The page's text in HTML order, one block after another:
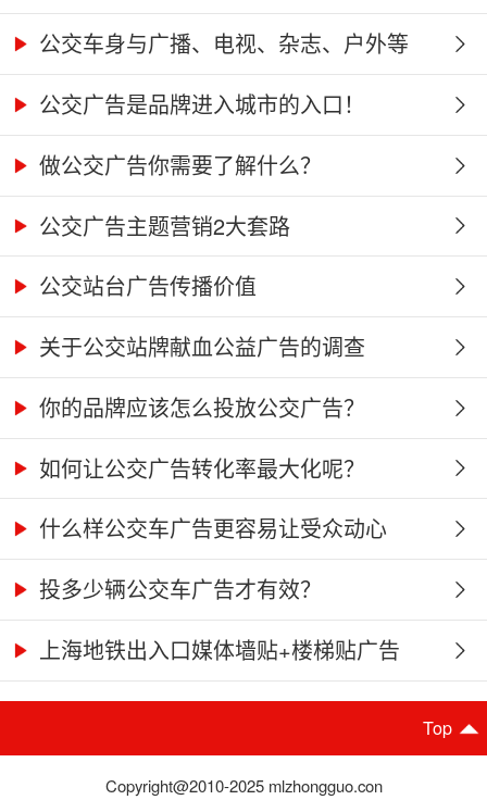
公交车身与广播、电视、杂志、户外等
媒...公交广告是品牌进入城市的入口！
做公交广告你需要了解什么？
公交广告主题营销2大套路
公交站台广告传播价值
关于公交站牌献血公益广告的调查
你的品牌应该怎么投放公交广告？
如何让公交广告转化率最大化呢？
什么样公交车广告更容易让受众动心
投多少辆公交车广告才有效？
上海地铁出入口媒体墙贴+楼梯贴广告
推...
Top
Copyright@2010-2025 mlzhongguo.con